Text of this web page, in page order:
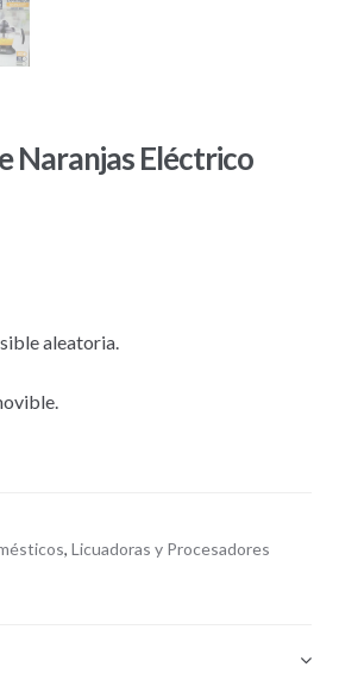
Naranjas Eléctrico
aleatoria.
, Licuadoras y Procesadores